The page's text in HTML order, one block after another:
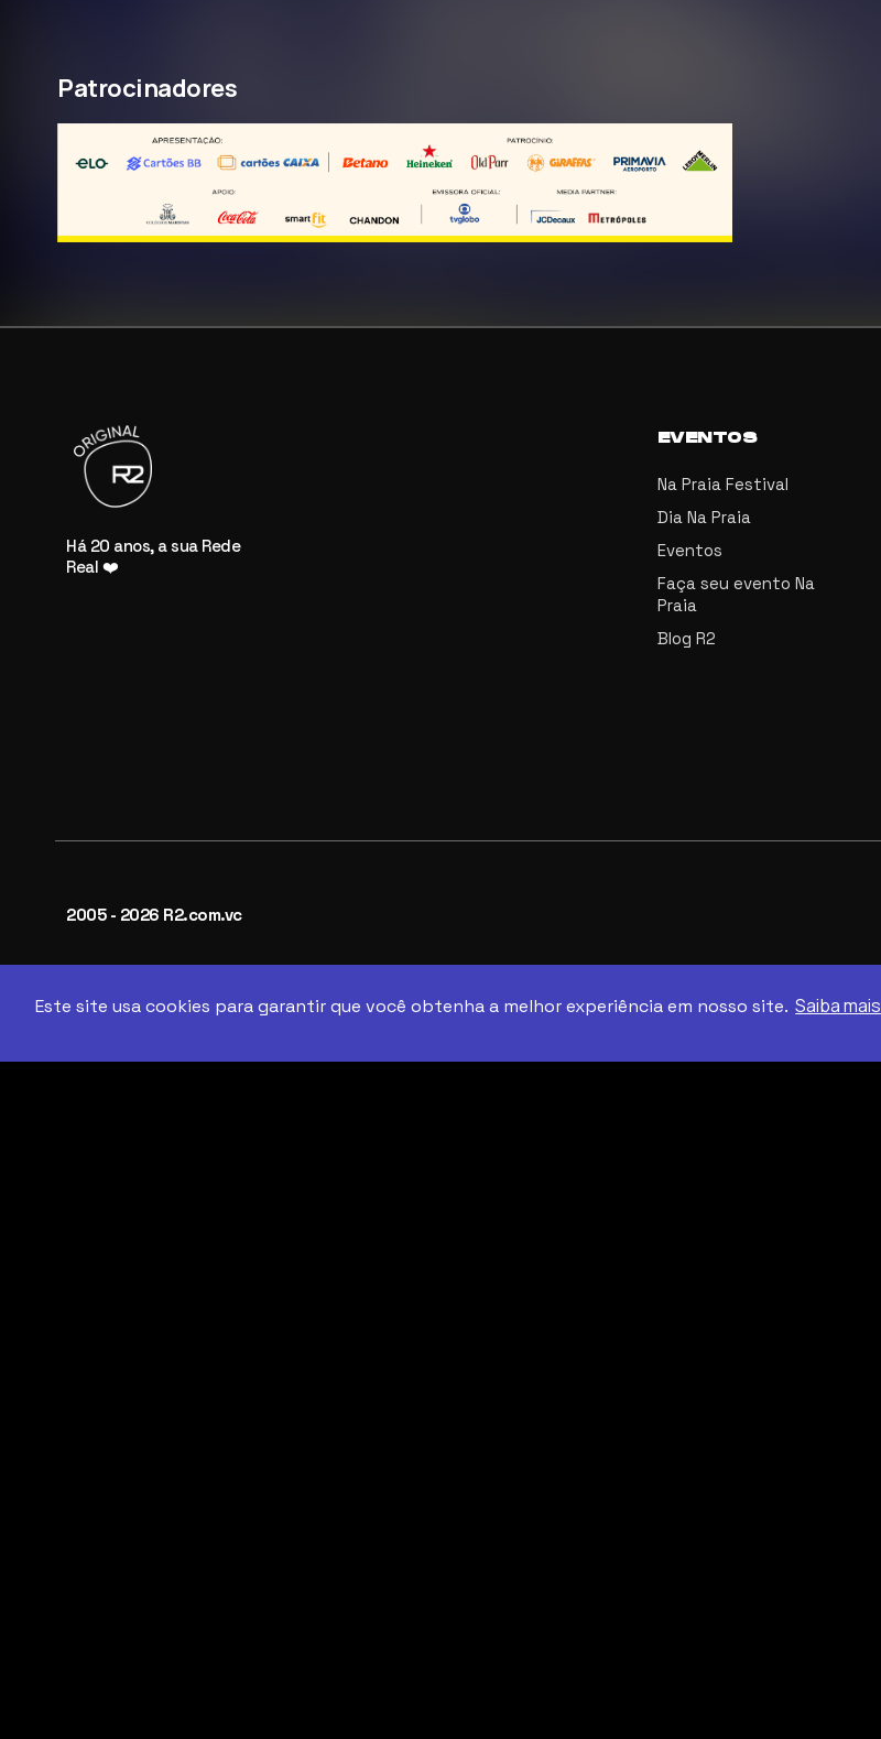
Este site usa cookies para garantir que você obtenha a melhor experiência em nosso site. Saiba mais
Patrocinadores
Há 20 anos, a sua Rede
Real ❤️
EVENTOS
Na Praia Festival
Dia Na Praia
Eventos
Faça seu evento Na
Praia
Blog R2
2005 - 2026 R2.com.vc